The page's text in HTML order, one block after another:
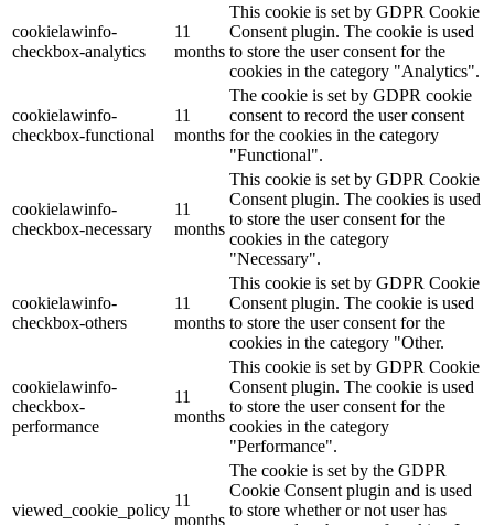
cookielawinfo-
checkbox-analytics
11
months
This cookie is set by GDPR Cookie
Consent plugin. The cookie is used
to store the user consent for the
cookies in the category "Analytics".
cookielawinfo-
checkbox-functional
11
months
The cookie is set by GDPR cookie
consent to record the user consent
for the cookies in the category
"Functional".
cookielawinfo-
checkbox-necessary
11
months
This cookie is set by GDPR Cookie
Consent plugin. The cookies is used
to store the user consent for the
cookies in the category
"Necessary".
cookielawinfo-
checkbox-others
11
months
This cookie is set by GDPR Cookie
Consent plugin. The cookie is used
to store the user consent for the
cookies in the category "Other.
cookielawinfo-
checkbox-
performance
11
months
This cookie is set by GDPR Cookie
Consent plugin. The cookie is used
to store the user consent for the
cookies in the category
"Performance".
viewed_cookie_policy
11
months
The cookie is set by the GDPR
Cookie Consent plugin and is used
to store whether or not user has